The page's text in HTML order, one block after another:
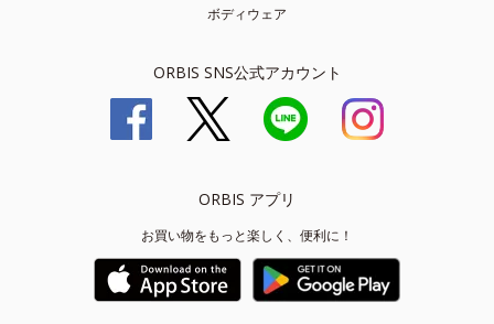
ボディウェア
ORBIS SNS公式アカウント
ORBIS アプリ
お買い物をもっと楽しく、便利に！